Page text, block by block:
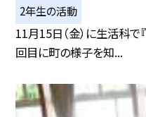
2年生の活動
11月15日（金）に生活科で
回目に町の様子を知...